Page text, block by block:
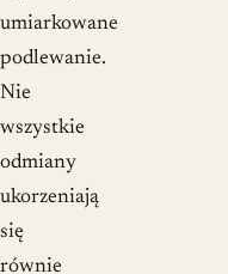
umiarkowane
podlewanie.
Nie
wszystkie
odmiany
ukorzeniają
się
równie